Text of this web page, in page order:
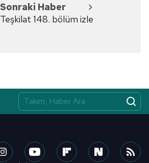
Sonraki Haber
Teşkilat 148. bölüm izle